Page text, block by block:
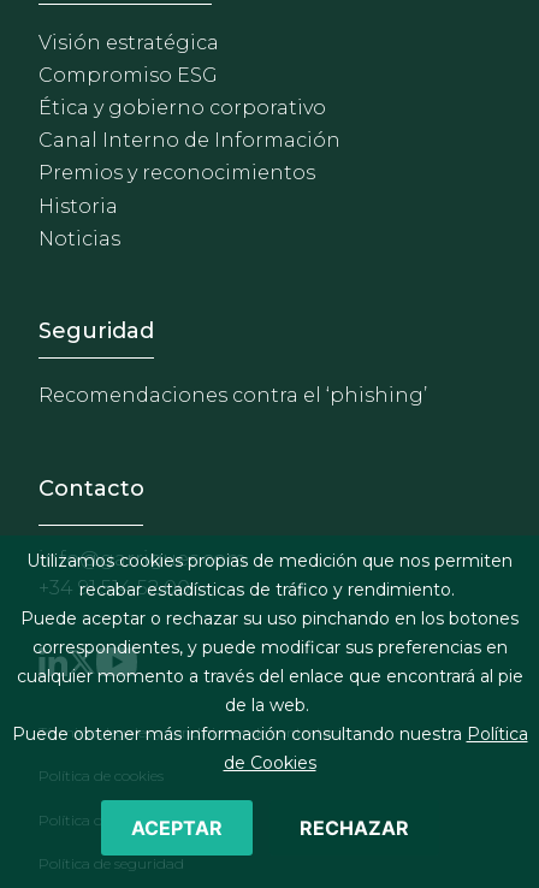
Visión estratégica
Compromiso ESG
Ética y gobierno corporativo
Canal Interno de Información
Premios y reconocimientos
Historia
Noticias
Footer - Extranet y
Seguridad
Recomendaciones contra el ‘phishing’
Contacto
info@garrigues.com
+34 91 514 52 00
Footer menu
Términos legales y condiciones de contratación
Política de cookies
Política de privacidad
Política de seguridad
Utilizamos cookies propias de medición que nos permiten
recabar estadísticas de tráfico y rendimiento.
Puede aceptar o rechazar su uso pinchando en los botones
correspondientes, y puede modificar sus preferencias en
cualquier momento a través del enlace que encontrará al pie
de la web.
Puede obtener más información consultando nuestra Política
de Cookies
ACEPTAR RECHAZAR